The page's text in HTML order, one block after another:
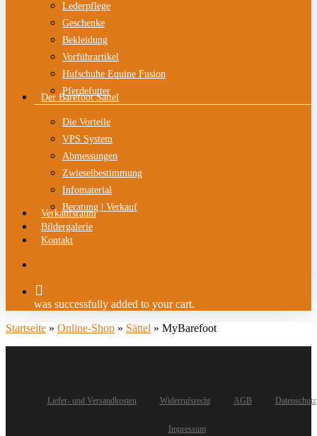
Lederpflege
Geschenke
Bekleidung
Vorführartikel
Hufschuhe Equine Fusion
Pferdefutter
Der Barefoot Sattel
Die Vorteile
VPS System
Abmessungen
Zwieselbestimmung
Infomaterial
Beratung | Verkauf
Verkaufsraum
Bildergalerie
Kontakt
was successfully added to your cart.
Startseite » Online-Shop » Sättel » MyBarefoot
Liefer- und Versandkosten Widerrufsrecht AGB Datenschutz
Impressum